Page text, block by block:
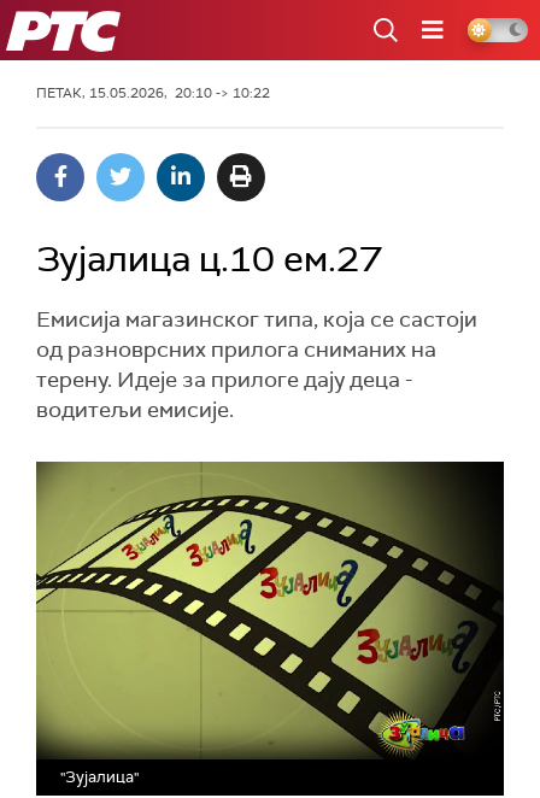
РТС
ПЕТАК, 15.05.2026, 20:10 -> 10:22
Зујалица ц.10 ем.27
Емисија магазинског типа, која се састоји
од разноврсних прилога сниманих на
терену. Идеје за прилоге дају деца -
водитељи емисије.
"Зујалица"